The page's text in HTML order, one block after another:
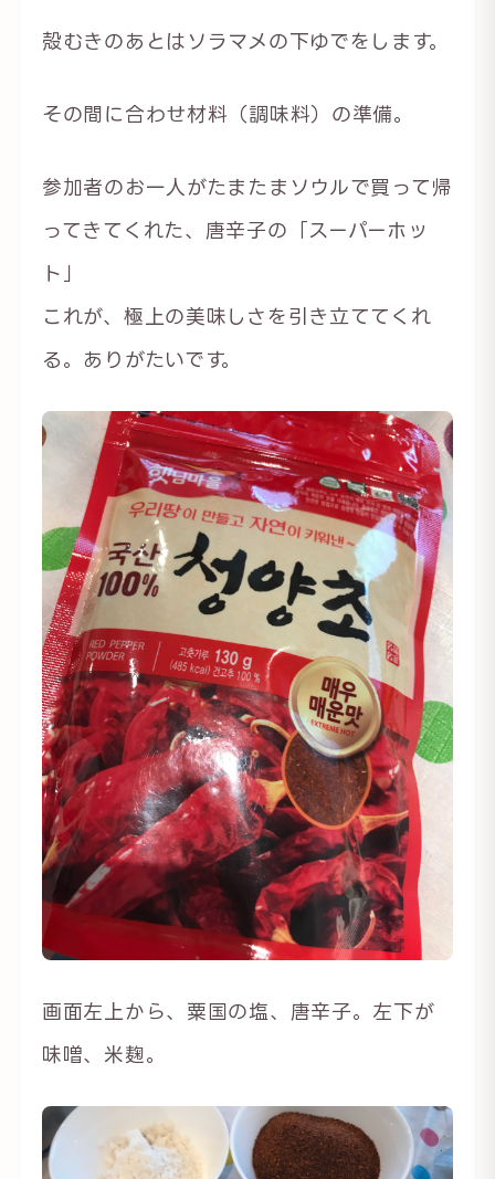
殻むきのあとはソラマメの下ゆでをします。
その間に合わせ材料（調味料）の準備。
参加者のお一人がたまたまソウルで買って帰
ってきてくれた、唐辛子の「スーパーホッ
ト」
これが、極上の美味しさを引き立ててくれ
る。ありがたいです。
画面左上から、粟国の塩、唐辛子。左下が
味噌、米麹。